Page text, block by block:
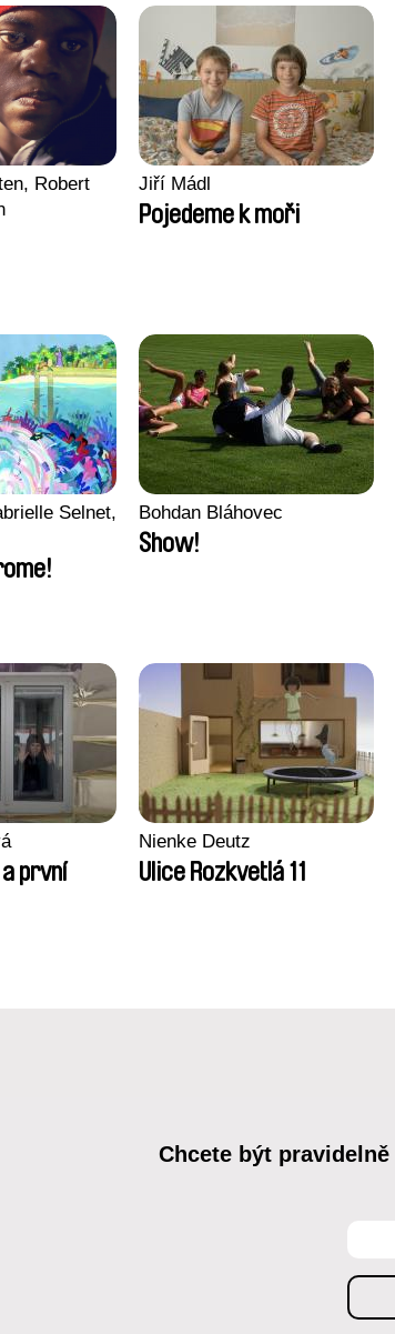
Robert
Jiří Mádl
Pojedeme k moři
Selnet,
Bohdan Bláhovec
Show!
první
Nienke Deutz
Ulice Rozkvetlá 11
Chcete být